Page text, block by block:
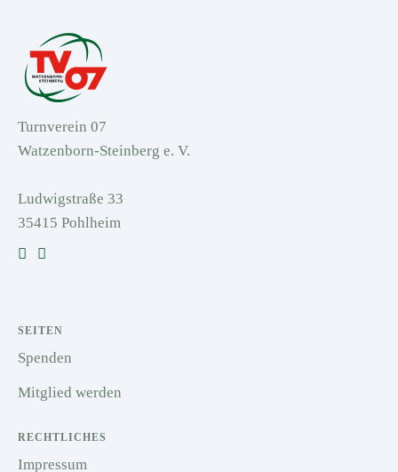
Turnverein 07
Watzenborn-Steinberg e. V.
Ludwigstraße 33
35415 Pohlheim
SEITEN
Spenden
Mitglied werden
RECHTLICHES
Impressum